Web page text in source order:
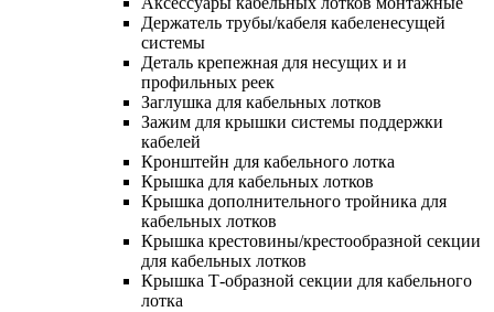
Держатель трубы/кабеля кабеленесущей
системы
Деталь крепежная для несущих и и
профильных реек
Заглушка для кабельных лотков
Зажим для крышки системы поддержки
кабелей
Кронштейн для кабельного лотка
Крышка для кабельных лотков
Крышка дополнительного тройника для
кабельных лотков
Крышка крестовины/крестообразной секции
для кабельных лотков
Крышка Т-образной секции для кабельного
лотка